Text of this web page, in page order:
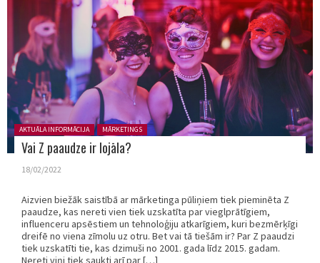
Posted in:
AKTUĀLA INFORMĀCIJA MĀRKETINGS
Vai Z paaudze ir lojāla?
18/02/2022
Aizvien biežāk saistībā ar mārketinga pūliņiem tiek pieminēta Z
paaudze, kas nereti vien tiek uzskatīta par vieglprātīgiem,
influenceru apsēstiem un tehnoloģiju atkarīgiem, kuri bezmērķīgi
dreifē no viena zīmolu uz otru. Bet vai tā tiešām ir? Par Z paaudzi
tiek uzskatīti tie, kas dzimuši no 2001. gada līdz 2015. gadam.
Nereti viņi tiek saukti arī par […]